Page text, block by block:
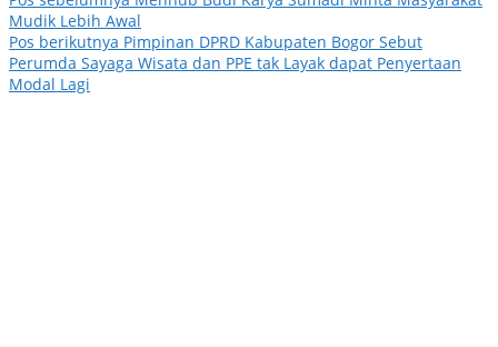
Mudik Lebih Awal
Pos berikutnya Pimpinan DPRD Kabupaten Bogor Sebut
Perumda Sayaga Wisata dan PPE tak Layak dapat Penyertaan
Modal Lagi